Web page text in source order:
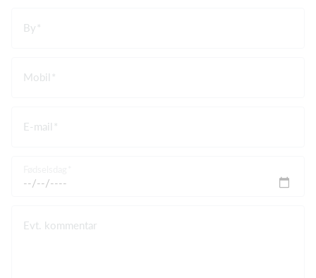
By
Mobil
E-mail
Evt. kommentar